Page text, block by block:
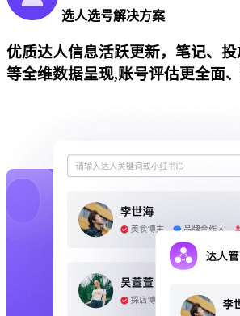
选人选号解决方案
优质达人信息活跃更新，笔记、
等全维数据呈现,账号评估更全面、